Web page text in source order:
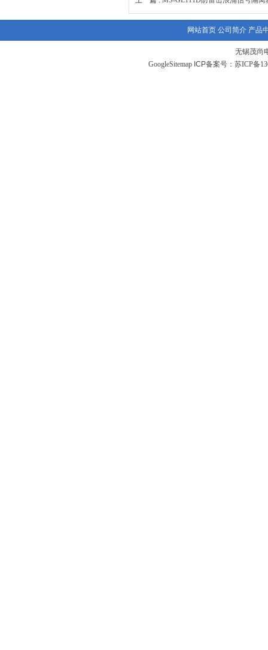
网站首页 公司简介 产品
无锡茂尚
GoogleSitemapICP备案号： 苏ICP备